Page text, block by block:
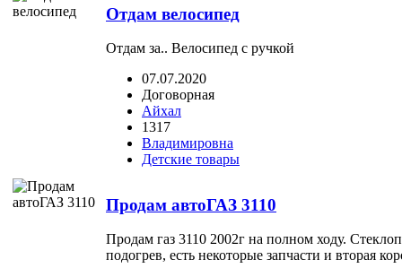
Отдам велосипед
Отдам за.. Велосипед с ручкой
07.07.2020
Договорная
Айхал
1317
Владимировна
Детские товары
Продам автоГАЗ 3110
Продам газ 3110 2002г на полном ходу.
подогрев, есть некоторые запчасти и вторая